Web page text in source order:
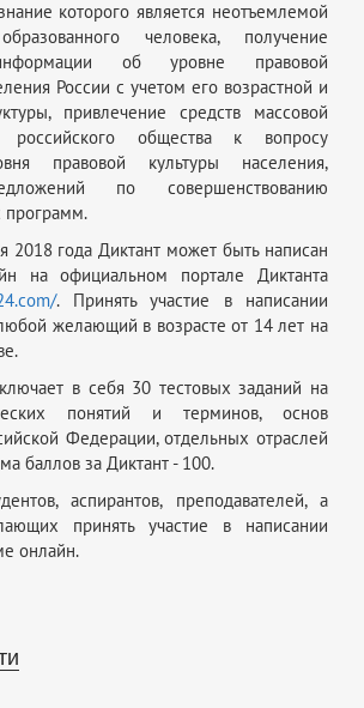
которого является неотъемлемой
человека, получение
об уровне правовой
России с учетом его возрастной и
привлечение средств массовой
общества к вопросу
правовой культуры населения,
по совершенствованию
программ.
2018 года Диктант может быть написан
на официальном портале Диктанта
. Принять участие в написании
желающий в возрасте от 14 лет на
в себя 30 тестовых заданий на
понятий и терминов, основ
Федерации, отдельных отраслей
баллов за Диктант - 100.
аспирантов, преподавателей, а
принять участие в написании
онлайн.